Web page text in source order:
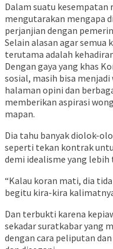
Dalam suatu kesempatan
mengutarakan mengapa
perjanjian dengan
Selain alasan agar semua
terutama adalah
Dengan gaya yang khas
sosial, masih bisa
halaman opini dan
memberikan aspirasi
mapan.
Dia tahu banyak diolok-
seperti tekan kontrak
demi idealisme yang
“Kalau koran mati, dia
begitu kira-kira
Dan terbukti karena
sekadar suratkabar yang
dengan cara peliputan